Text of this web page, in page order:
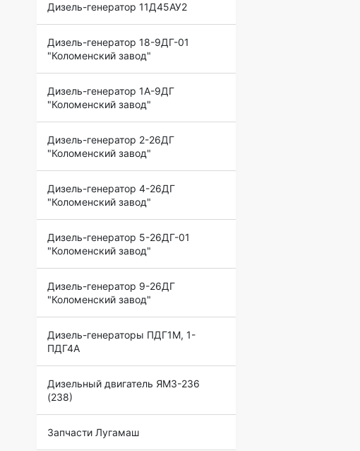
Дизель-генератор 11Д45АУ2
Дизель-генератор 18-9ДГ-01
"Коломенский завод"
Дизель-генератор 1А-9ДГ
"Коломенский завод"
Дизель-генератор 2-26ДГ
"Коломенский завод"
Дизель-генератор 4-26ДГ
"Коломенский завод"
Дизель-генератор 5-26ДГ-01
"Коломенский завод"
Дизель-генератор 9-26ДГ
"Коломенский завод"
Дизель-генераторы ПДГ1М, 1-
ПДГ4А
Дизельный двигатель ЯМЗ-236
(238)
Запчасти Лугамаш